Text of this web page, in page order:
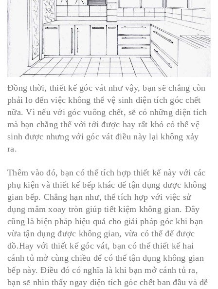
Đồng thời, thiết kế góc vát như vậy, bạn sẽ chẳng còn
phải lo đến việc không thể vệ sinh diện tích góc chết
nữa. Vì nếu với góc vuông chết, sẽ có những diện tích
mà bạn chẳng thể với tới được hay rất khó có thể vệ
sinh được nhưng với góc vát điều này lại không xảy
ra.
Thêm vào đó, bạn có thể tích hợp thiết kế này với các
phụ kiện và thiết kế bếp khác để tận dụng được không
gian bếp. Chẳng hạn như, thể tích hợp với việc sử
dụng mâm xoay tròn giúp tiết kiệm không gian. Đây
cũng là biện pháp hiệu quả cho giải pháp góc khi bạn
vừa tận dụng được không gian, vừa có thể để được
đồ.Hay với thiết kế góc vát, bạn có thể thiết kế hai
cánh tủ mở cùng chiều để có thể tận dụng không gian
bếp này. Điều đó có nghĩa là khi bạn mở cánh tủ ra,
bạn sẽ nhìn thấy ngay diện tích góc chết ban đầu và dễ